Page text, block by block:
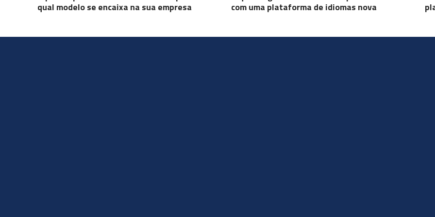
qual modelo se encaixa na sua empresa
com uma plataforma de idiomas nova